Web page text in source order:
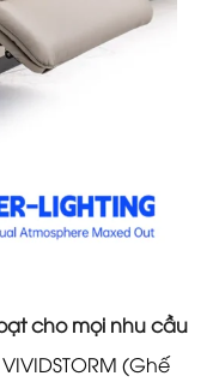
cho mọi nhu cầu
(Ghế